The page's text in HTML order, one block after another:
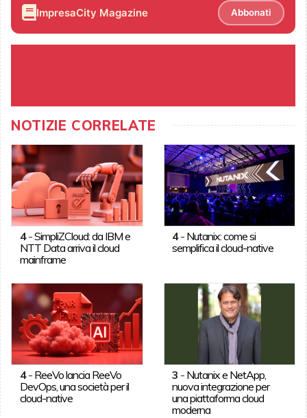
ImpresaCity Magazine Abbonati
NOTIZIE CORRELATE
4-SimpliZCloud: da IBM e
NTT Data arriva il cloud
mainframe
4- Nutanix: come si
semplifica il cloud-native
4- ReeVo lancia ReeVo
DevOps, una società per il
cloud-native
3 - Nutanix e NetApp,
nuova integrazione per
una piattaforma cloud
moderna